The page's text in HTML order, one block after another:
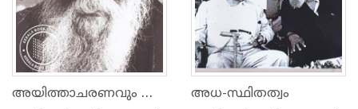
അയിത്താചരണവും വൈക്കം സമരവും അധ-സ്ഥിതത്വം